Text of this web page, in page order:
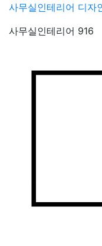
Skip
content
사무실인테리어 디자
사무실인테리어 916